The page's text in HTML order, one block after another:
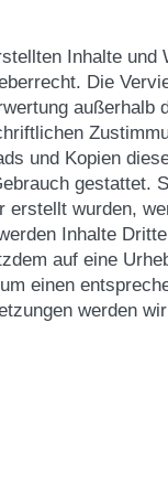
Inhalte und
Die
außerhalb
und Kopien
gestattet.
wurden,
Inhalte
auf eine
einen
werden